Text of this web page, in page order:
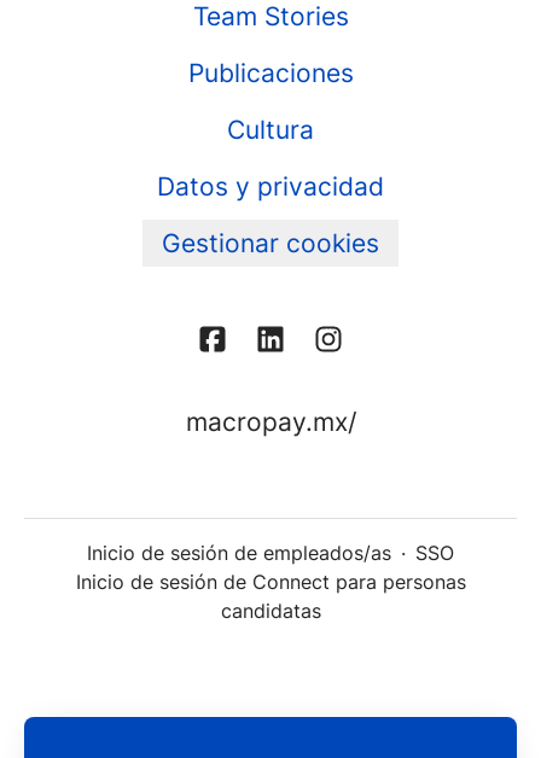
Team Stories
Publicaciones
Cultura
Datos y privacidad
Gestionar cookies
macropay.mx/
Inicio de sesión de empleados/as · SSO
Inicio de sesión de Connect para personas
candidatas